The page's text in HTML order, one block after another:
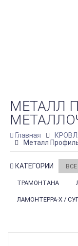
МЕТАЛЛ
Главная
Металл
КАТЕГОРИИ ВСЕ
ТРАМОНТАНА
ЛАМОНТЕРРА-X /